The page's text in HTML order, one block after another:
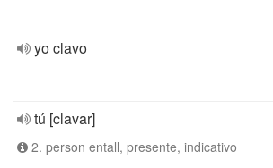
yo clavo
tú [clavar]
2. person entall, presente, indicativo